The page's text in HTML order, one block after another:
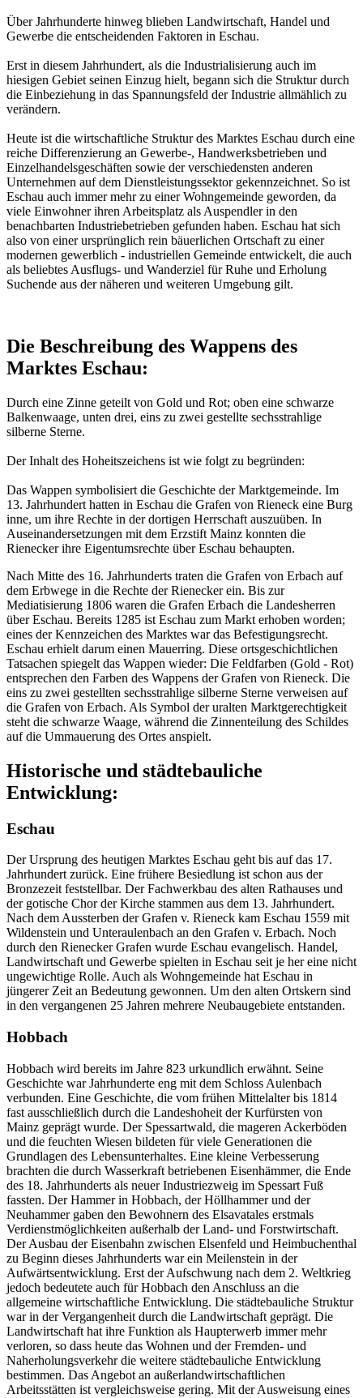
Über Jahrhunderte hinweg blieben Landwirtschaft, Handel und
Gewerbe die entscheidenden Faktoren in Eschau.
Erst in diesem Jahrhundert, als die Industrialisierung auch im
hiesigen Gebiet seinen Einzug hielt, begann sich die Struktur durch
die Einbeziehung in das Spannungsfeld der Industrie allmählich zu
verändern.
Heute ist die wirtschaftliche Struktur des Marktes Eschau durch eine
reiche Differenzierung an Gewerbe-, Handwerksbetrieben und
Einzelhandelsgeschäften sowie der verschiedensten anderen
Unternehmen auf dem Dienstleistungssektor gekennzeichnet. So ist
Eschau auch immer mehr zu einer Wohngemeinde geworden, da
viele Einwohner ihren Arbeitsplatz als Auspendler in den
benachbarten Industriebetrieben gefunden haben. Eschau hat sich
also von einer ursprünglich rein bäuerlichen Ortschaft zu einer
modernen gewerblich - industriellen Gemeinde entwickelt, die auch
als beliebtes Ausflugs- und Wanderziel für Ruhe und Erholung
Suchende aus der näheren und weiteren Umgebung gilt.
Die Beschreibung des Wappens des
Marktes Eschau:
Durch eine Zinne geteilt von Gold und Rot; oben eine schwarze
Balkenwaage, unten drei, eins zu zwei gestellte sechsstrahlige
silberne Sterne.
Der Inhalt des Hoheitszeichens ist wie folgt zu begründen:
Das Wappen symbolisiert die Geschichte der Marktgemeinde. Im
13. Jahrhundert hatten in Eschau die Grafen von Rieneck eine Burg
inne, um ihre Rechte in der dortigen Herrschaft auszuüben. In
Auseinandersetzungen mit dem Erzstift Mainz konnten die
Rienecker ihre Eigentumsrechte über Eschau behaupten.
Nach Mitte des 16. Jahrhunderts traten die Grafen von Erbach auf
dem Erbwege in die Rechte der Rienecker ein. Bis zur
Mediatisierung 1806 waren die Grafen Erbach die Landesherren
über Eschau. Bereits 1285 ist Eschau zum Markt erhoben worden;
eines der Kennzeichen des Marktes war das Befestigungsrecht.
Eschau erhielt darum einen Mauerring. Diese ortsgeschichtlichen
Tatsachen spiegelt das Wappen wieder: Die Feldfarben (Gold - Rot)
entsprechen den Farben des Wappens der Grafen von Rieneck. Die
eins zu zwei gestellten sechsstrahlige silberne Sterne verweisen auf
die Grafen von Erbach. Als Symbol der uralten Marktgerechtigkeit
steht die schwarze Waage, während die Zinnenteilung des Schildes
auf die Ummauerung des Ortes anspielt.
Historische und städtebauliche
Entwicklung:
Eschau
Der Ursprung des heutigen Marktes Eschau geht bis auf das 17.
Jahrhundert zurück. Eine frühere Besiedlung ist schon aus der
Bronzezeit feststellbar. Der Fachwerkbau des alten Rathauses und
der gotische Chor der Kirche stammen aus dem 13. Jahrhundert.
Nach dem Aussterben der Grafen v. Rieneck kam Eschau 1559 mit
Wildenstein und Unteraulenbach an den Grafen v. Erbach. Noch
durch den Rienecker Grafen wurde Eschau evangelisch. Handel,
Landwirtschaft und Gewerbe spielten in Eschau seit je her eine nicht
ungewichtige Rolle. Auch als Wohngemeinde hat Eschau in
jüngerer Zeit an Bedeutung gewonnen. Um den alten Ortskern sind
in den vergangenen 25 Jahren mehrere Neubaugebiete entstanden.
Hobbach
Hobbach wird bereits im Jahre 823 urkundlich erwähnt. Seine
Geschichte war Jahrhunderte eng mit dem Schloss Aulenbach
verbunden. Eine Geschichte, die vom frühen Mittelalter bis 1814
fast ausschließlich durch die Landeshoheit der Kurfürsten von
Mainz geprägt wurde. Der Spessartwald, die mageren Ackerböden
und die feuchten Wiesen bildeten für viele Generationen die
Grundlagen des Lebensunterhaltes. Eine kleine Verbesserung
brachten die durch Wasserkraft betriebenen Eisenhämmer, die Ende
des 18. Jahrhunderts als neuer Industriezweig im Spessart Fuß
fassten. Der Hammer in Hobbach, der Höllhammer und der
Neuhammer gaben den Bewohnern des Elsavatales erstmals
Verdienstmöglichkeiten außerhalb der Land- und Forstwirtschaft.
Der Ausbau der Eisenbahn zwischen Elsenfeld und Heimbuchenthal
zu Beginn dieses Jahrhunderts war ein Meilenstein in der
Aufwärtsentwicklung. Erst der Aufschwung nach dem 2. Weltkrieg
jedoch bedeutete auch für Hobbach den Anschluss an die
allgemeine wirtschaftliche Entwicklung. Die städtebauliche Struktur
war in der Vergangenheit durch die Landwirtschaft geprägt. Die
Landwirtschaft hat ihre Funktion als Haupterwerb immer mehr
verloren, so dass heute das Wohnen und der Fremden- und
Naherholungsverkehr die weitere städtebauliche Entwicklung
bestimmen. Das Angebot an außerlandwirtschaftlichen
Arbeitsstätten ist vergleichsweise gering. Mit der Ausweisung eines